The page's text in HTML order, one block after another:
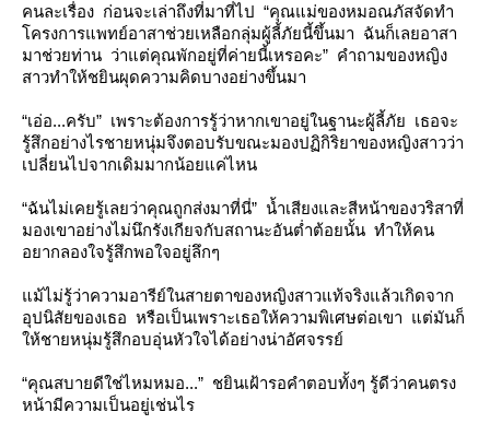
คนละเรื่อง ก่อนจะเล่าถึงที่มาที่ไป “คุณแม่ของหมอณภัสจัดทำ
ครงการแพทย์อาสาช่วยเหลือกลุ่มผู้ลี้ภัยนี้ขึ้นมา ฉันก็เลยอาสา
มาช่วยท่าน ว่าแต่คุณพักอยู่ที่ค่ายนี้เหรอคะ” คำถามของหญิง
สาวทำให้ชยินผุดความคิดบางอย่างขึ้นมา
“เอ่อ...ครับ” เพราะต้องการรู้ว่าหากเขาอยู่ในฐานะผู้ลี้ภัย เธอจะ
รู้สึกอย่างไรชายหนุ่มจึงตอบรับขณะมองปฏิกิริยาของหญิงสาวว่า
เปลี่ยนไปจากเดิมมากน้อยแค่ไหน
“ฉันไม่เคยรู้เลยว่าคุณถูกส่งมาที่นี่” น้ำเสียงและสีหน้าของวริสาที่
มองเขาอย่างไม่นึกรังเกียจกับสถานะอันต่ำต้อยนั้น ทำให้คน
อยากลองใจรู้สึกพอใจอยู่ลึกๆ
ม้ไม่รู้ว่าความอารีย์ในสายตาของหญิงสาวแท้จริงแล้วเกิดจาก
อุปนิสัยของเธอ หรือเป็นเพราะเธอให้ความพิเศษต่อเขา แต่มันก็
ห้ชายหนุ่มรู้สึกอบอุ่นหัวใจได้อย่างน่าอัศจรรย์
“คุณสบายดีใช่ไหมหมอ...” ชยินเฝ้ารอคำตอบทั้งๆ รู้ดีว่าคนตรง
หน้ามีความเป็นอยู่เช่นไร